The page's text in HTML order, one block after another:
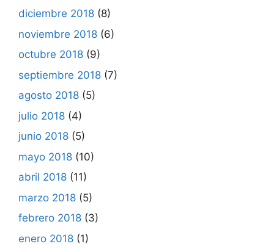
diciembre 2018 (8)
noviembre 2018 (6)
octubre 2018 (9)
septiembre 2018 (7)
agosto 2018 (5)
julio 2018 (4)
junio 2018 (5)
mayo 2018 (10)
abril 2018 (11)
marzo 2018 (5)
febrero 2018 (3)
enero 2018 (1)